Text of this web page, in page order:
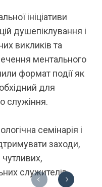
ініціативи
душепіклування і
викликів та
ментального
формат події як
для
служіння.
семінарія і
заходи,
служителів.
Previous Next